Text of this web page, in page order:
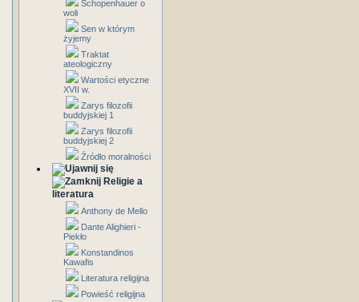
Schopenhauer o
woli
Sen w którym
żyjemy
Traktat
ateologiczny
Wartości etyczne
XVII w.
Zarys filozofii
buddyjskiej 1
Zarys filozofii
buddyjskiej 2
Źródło moralności
Religie a
literatura
Anthony de Mello
Dante Alighieri -
Piekło
Konstandinos
Kawafis
Literatura religijna
Powieść religijna